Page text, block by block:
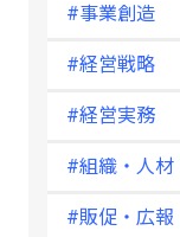
#事業創造
#経営戦略
#経営実務
#組織・人材
#販促・広報